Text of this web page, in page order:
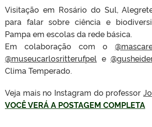
Visitação em Rosário do Sul,
para falar sobre ciência e
Pampa em escolas da rede básica.
Em colaboração com o
@museucarlosritterufpel e
Clima Temperado.
Veja mais no Instagram do professor
VOCÊ VERÁ A POSTAGEM COMPLETA